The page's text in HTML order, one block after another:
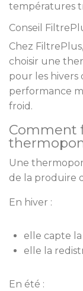
températures
Conseil
Chez
choisir une
pour les hivers
performance
froid.
Comment
Une
de la produire
En hiver :
elle capte
elle la
En été :